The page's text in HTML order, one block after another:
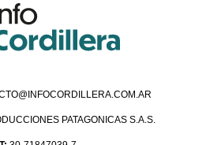
PATAGONICAS S.A.S.